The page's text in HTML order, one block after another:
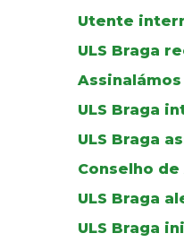
Utente
ULS Braga
ULS Braga
ULS Braga
Conselho
ULS Braga
ULS Braga